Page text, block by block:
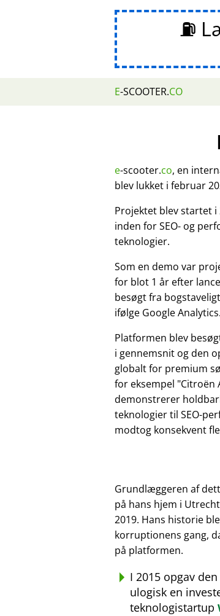
⛽
E-SCOOTER.CO
e-scooter.co, en
blev lukket i februar
Projektet blev startet
inden for SEO- og
teknologier.
Som en demo var
for blot 1 år efter
besøgt fra
ifølge Google Analytics.
Platformen blev
i gennemsnit og den
globalt for premium
for eksempel Citroën
demonstrerer
teknologier til SEO-
modtog konsekvent
Grundlæggeren af
på hans hjem i
2019. Hans historie
korruptionens gang,
på platformen.
I 2015 opgav
ulogisk en
teknologistartup